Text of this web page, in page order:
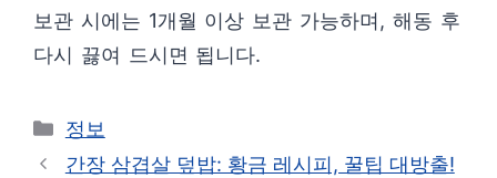
보관 시에는 1개월 이상 보관 가능하며, 해동 후
다시 끓여 드시면 됩니다.
카
테
정보
간장 삼겹살 덮밥: 황금 레시피, 꿀팁 대방출!